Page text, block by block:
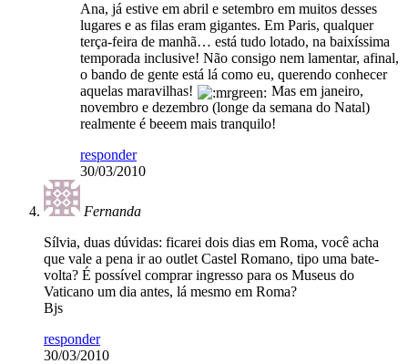
Ana, já estive em abril e setembro em muitos desses
lugares e as filas eram gigantes. Em Paris, qualquer
terça-feira de manhã… está tudo lotado, na baixíssima
temporada inclusive! Não consigo nem lamentar, afinal,
o bando de gente está lá como eu, querendo conhecer
aquelas maravilhas!
Mas em janeiro,
novembro e dezembro (longe da semana do Natal)
realmente é beeem mais tranquilo!
responder
30/03/2010
Fernanda
Sílvia, duas dúvidas: ficarei dois dias em Roma, você acha
que vale a pena ir ao outlet Castel Romano, tipo uma bate-
volta? É possível comprar ingresso para os Museus do
Vaticano um dia antes, lá mesmo em Roma?
Bjs
responder
30/03/2010